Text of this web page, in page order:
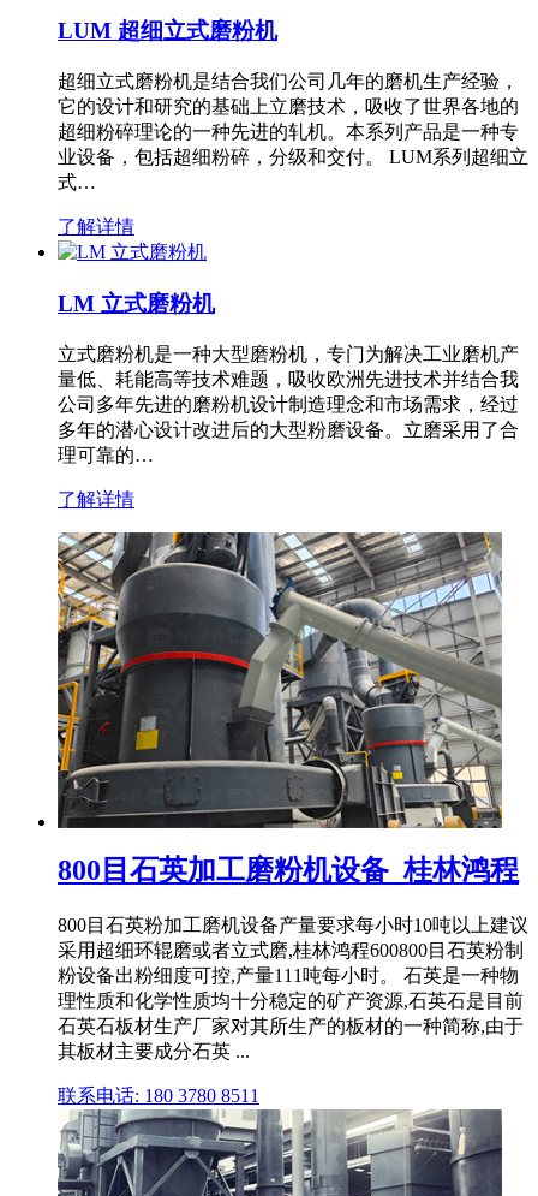
LUM 超细立式磨粉机
超细立式磨粉机是结合我们公司几年的磨机生产经验，
它的设计和研究的基础上立磨技术，吸收了世界各地的
超细粉碎理论的一种先进的轧机。本系列产品是一种专
业设备，包括超细粉碎，分级和交付。 LUM系列超细立
式…
了解详情
LM 立式磨粉机
立式磨粉机是一种大型磨粉机，专门为解决工业磨机产
量低、耗能高等技术难题，吸收欧洲先进技术并结合我
公司多年先进的磨粉机设计制造理念和市场需求，经过
多年的潜心设计改进后的大型粉磨设备。立磨采用了合
理可靠的…
了解详情
800目石英加工磨粉机设备_桂林鸿程
800目石英粉加工磨机设备产量要求每小时10吨以上建议
采用超细环辊磨或者立式磨,桂林鸿程600800目石英粉制
粉设备出粉细度可控,产量111吨每小时。 石英是一种物
理性质和化学性质均十分稳定的矿产资源,石英石是目前
石英石板材生产厂家对其所生产的板材的一种简称,由于
其板材主要成分石英 ...
联系电话: 180 3780 8511